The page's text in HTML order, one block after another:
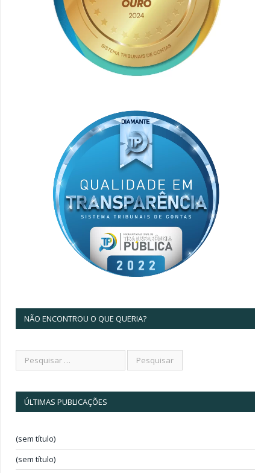
NÃO ENCONTROU O QUE QUERIA?
ÚLTIMAS PUBLICAÇÕES
(sem título)
(sem título)